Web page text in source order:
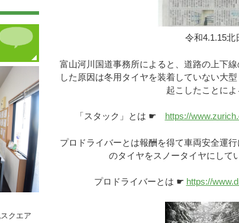
令和4.1.15北
富山河川国道事務所によると、道路の上下
した原因は冬用タイヤを装着していない大
起こしたことによ
「スタック」とは ☛ https://
プロドライバーとは報酬を得て車両安全運
のタイヤをスノータイヤにして
プロドライバーとは ☛ https://
クエア